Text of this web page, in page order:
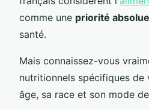
comme une priorité absolue
santé.
Mais connaissez-vous
nutritionnels spécifiques de
âge, sa race et son mode